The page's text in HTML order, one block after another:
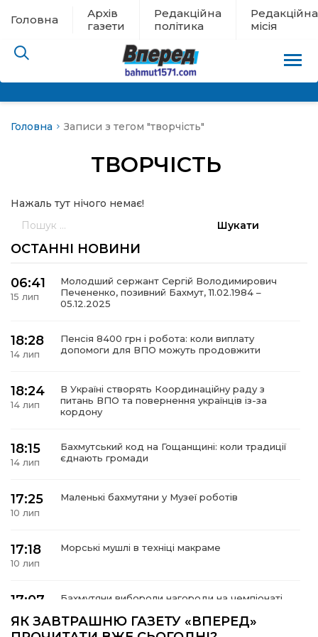
Головна
Архів
газети
Редакційна
політика
Редакційна
місія
новини
політика
місія
Головна Записи з тегом "творчість"
ТВОРЧІСТЬ
Нажаль тут нічого немає!
ОСТАННІ НОВИНИ
06:41
15 лип
Молодший сержант Сергій Володимирович
Печененко, позивний Бахмут, 11.02.1984 –
05.12.2025
18:28
14 лип
Пенсія 8400 грн і робота: коли виплату
допомоги для ВПО можуть продовжити
18:24
14 лип
В Україні створять Координаційну раду з
питань ВПО та повернення українців із-за
кордону
18:15
14 лип
Бахмутський код на Гощанщині: коли традиції
єднають громади
17:25
10 лип
Маленькі бахмутяни у Музеї роботів
17:18
10 лип
Морські мушлі в техніці макраме
17:07
Бахмутяни вибороли нагороди на чемпіонаті
ЯК ЗАВТРАШНЮ ГАЗЕТУ «ВПЕРЕД»